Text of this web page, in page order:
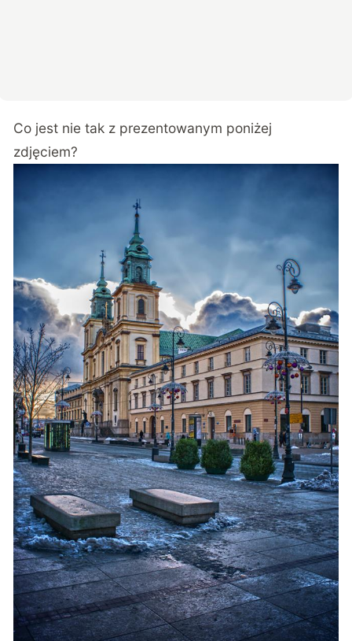
Co jest nie tak z prezentowanym poniżej
zdjęciem?